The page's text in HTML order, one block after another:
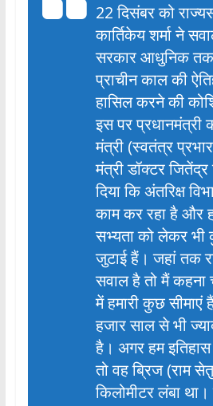
22 दिसंबर को
कार्तिकेय शर्मा ने
सरकार आधुनिक
प्राचीन काल की
हासिल करने की
इस पर प्रधानमंत्री
मंत्री (स्वतंत्र
मंत्री डॉक्टर
दिया कि अंतरिक्ष
काम कर रहा है और
सभ्यता को लेकर भी
जुटाई हैं। जहां तक
सवाल है तो मैं कहना
में हमारी कुछ सीमाएं
हजार साल से भी
है। अगर हम
तो वह ब्रिज (राम
किलोमीटर लंबा